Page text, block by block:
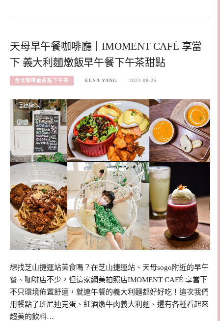
天母早午餐咖啡廳｜IMOMENT CAFÉ 享當
下 義大利麵燉飯早午餐下午茶甜點
台北咖啡廳甜點下午茶 ELSA YANG 2022-08-25
想找芝山捷運站美食嗎？在芝山捷運站、天母sogo附近的早午
餐、咖啡店不少，但這家網美拍照店IMOMENT CAFÉ 享當下
不只環境佈置舒適，就連午餐的義大利麵都好好吃！這次我們
用餐點了班尼迪克蛋、紅酒燉牛肉義大利麵、還有各種看起來
超美的飲料…